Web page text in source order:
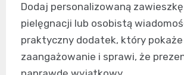
Dodaj personalizowaną
pielęgnacji lub osobistą
praktyczny dodatek, który
zaangażowanie i sprawi, że